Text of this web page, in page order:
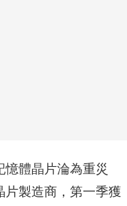
體晶片淪為重災
片製造商，第一季獲